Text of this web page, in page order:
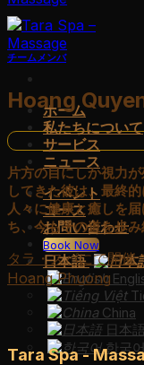
ホーム
私たちについて
サービス
ニュース
イベント
コース
お問い合わせ
Book Now
日本語
China
日本語
한국어
チームメンバ
Hoang
片方の目にしか視力
してきた彼は、最終
人々に健康と癒しを
ち、今もその道を歩み
タラ・スパにて開催
ジ 7日間集中コース
Hoang Phuong
Tara Spa -